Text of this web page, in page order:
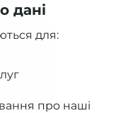
дані
для:
про наші